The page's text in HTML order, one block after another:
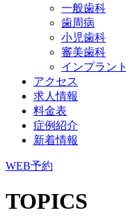
一般歯科
歯周病
小児歯科
審美歯科
インプラント
アクセス
求人情報
料金表
症例紹介
新着情報
WEB予約
TOPICS